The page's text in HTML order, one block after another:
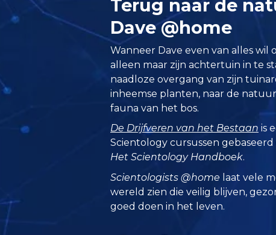
Terug naar de
Dave @home
Wanneer Dave even van alles wil
alleen maar zijn achtertuin in te
naadloze overgang van zijn
inheemse planten, naar de
fauna van het bos.
De Drijfveren van het Bestaan is
Scientology cursussen
Het Scientology Handboek.
Scientologists @home laat vele
wereld zien die veilig blijven,
goed doen in het leven.